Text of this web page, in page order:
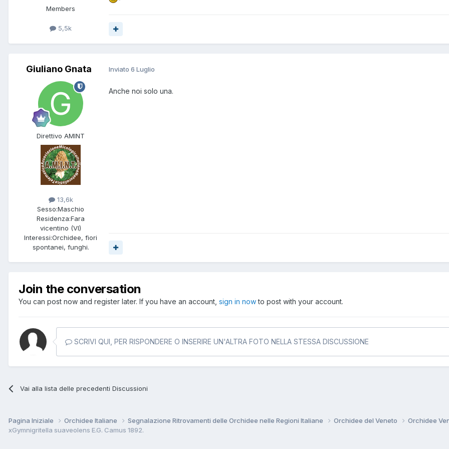
Members
5,5k
Giuliano Gnata
Direttivo AMINT
13,6k
Sesso:Maschio
Residenza:Fara
vicentino (VI)
Interessi:Orchidee, fiori
spontanei, funghi.
Inviato 6 Luglio
Anche noi solo una.
Join the conversation
You can post now and register later. If you have an account, sign in nowto post with your account.
SCRIVI QUI, PER RISPONDERE O INSERIRE UN'ALTRA FOTO NELLA STESSA DISCUSSIONE
Vai alla lista delle precedenti Discussioni
Pagina Iniziale Orchidee Italiane Segnalazione Ritrovamenti delle Orchidee nelle Regioni Italiane Orchidee del Veneto
Orchidee
xGymnigritella suaveolens E.G. Camus 1892.